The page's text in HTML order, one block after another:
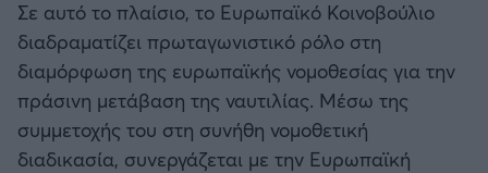
Ρεάλ Μαδρίτης
Ατλέτικο Μαδρίτης
Μάντσεστερ Γιουνάιτεντ
Σε αυτό το πλαίσιο, το Ευρωπαϊκό Κοινοβούλιο
διαδραματίζει πρωταγωνιστικό ρόλο στη
διαμόρφωση της ευρωπαϊκής νομοθεσίας για την
πράσινη μετάβαση της ναυτιλίας. Μέσω της
συμμετοχής του στη συνήθη νομοθετική
διαδικασία, συνεργάζεται με την Ευρωπαϊκή